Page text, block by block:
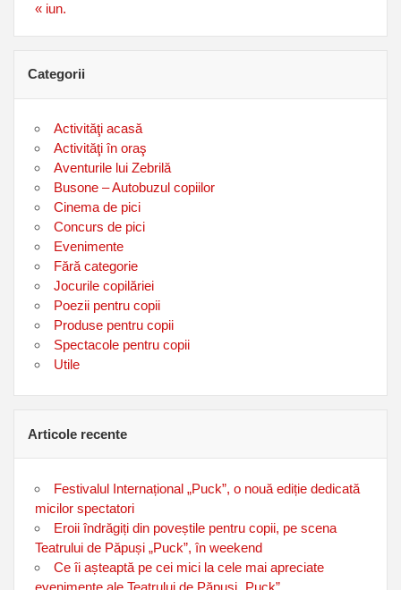
« iun.
Categorii
Activităţi acasă
Activităţi în oraş
Aventurile lui Zebrilă
Busone – Autobuzul copiilor
Cinema de pici
Concurs de pici
Evenimente
Fără categorie
Jocurile copilăriei
Poezii pentru copii
Produse pentru copii
Spectacole pentru copii
Utile
Articole recente
Festivalul Internațional „Puck”, o nouă ediție dedicată
micilor spectatori
Eroii îndrăgiți din poveștile pentru copii, pe scena
Teatrului de Păpuși „Puck”, în weekend
Ce îi așteaptă pe cei mici la cele mai apreciate
evenimente ale Teatrului de Păpuși „Puck”